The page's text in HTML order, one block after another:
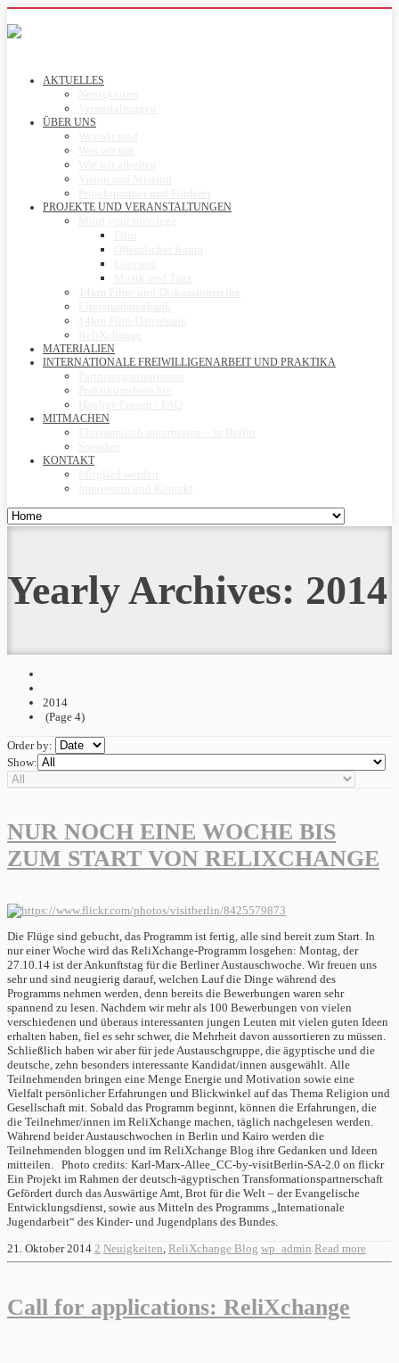
AKTUELLES
ÜBER UNS
PROJEKTE UND VERANSTALTUNGEN
MATERIALIEN
INTERNATIONALE FREIWILLIGENARBEIT UND PRAKTIKA
MITMACHEN
KONTAKT
Yearly Archives: 2014
2014
(Page 4)
Order by:
Show:
NUR NOCH EINE WOCHE BIS
ZUM START VON RELIXCHANGE
Die Flüge sind gebucht, das Programm ist fertig, alle sind bereit zum Start. In
nur einer Woche wird das ReliXchange-Programm losgehen: Montag, der
27.10.14 ist der Ankunftstag für die Berliner Austauschwoche. Wir freuen uns
sehr und sind neugierig darauf, welchen Lauf die Dinge während des
Programms nehmen werden, denn bereits die Bewerbungen waren sehr
spannend zu lesen. Nachdem wir mehr als 100 Bewerbungen von vielen
verschiedenen und überaus interessanten jungen Leuten mit vielen guten Ideen
erhalten haben, fiel es sehr schwer, die Mehrheit davon aussortieren zu müssen.
Schließlich haben wir aber für jede Austauschgruppe, die ägyptische und die
deutsche, zehn besonders interessante Kandidat/innen ausgewählt. Alle
Teilnehmenden bringen eine Menge Energie und Motivation sowie eine
Vielfalt persönlicher Erfahrungen und Blickwinkel auf das Thema Religion und
Gesellschaft mit. Sobald das Programm beginnt, können die Erfahrungen, die
die Teilnehmer/innen im ReliXchange machen, täglich nachgelesen werden.
Während beider Austauschwochen in Berlin und Kairo werden die
Teilnehmenden bloggen und im ReliXchange Blog ihre Gedanken und Ideen
mitteilen. Photo credits: Karl-Marx-Allee_CC-by-visitBerlin-SA-2.0 on flickr
Ein Projekt im Rahmen der deutsch-ägyptischen Transformationspartnerschaft
Gefördert durch das Auswärtige Amt, Brot für die Welt – der Evangelische
Entwicklungsdienst, sowie aus Mitteln des Programms „Internationale
Jugendarbeit“ des Kinder- und Jugendplans des Bundes.
21. Oktober 2014 2 Neuigkeiten ReliXchange Blog wp_admin Read more
Call for applications: ReliXchange